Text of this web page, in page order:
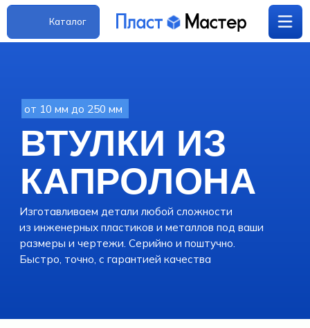
ВТУЛКИ ИЗ
КАПРОЛОНА
Изготавливаем детали любой сложности
размеры и чертежи. Серийно и поштучно.
Быстро, точно, с гарантией качества